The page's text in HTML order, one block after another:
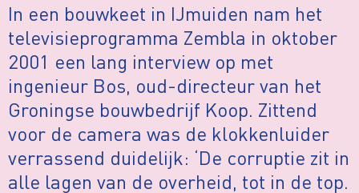
In een bouwkeet in IJmuiden nam het
televisieprogramma Zembla in oktober
2001 een lang interview op met
ingenieur Bos, oud-directeur van het
Groningse bouwbedrijf Koop. Zittend
voor de camera was de klokkenluider
verrassend duidelijk: ‘De corruptie zit in
alle lagen van de overheid, tot in de top.